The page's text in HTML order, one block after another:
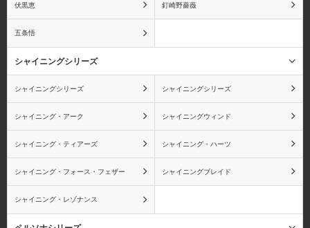
伏黒恵 釘崎野薔薇
五条悟
シャイニングシリーズ
シャイニングシリーズ シャイニングシリーズ
シャイニング・アーク シャイニングウィンド
シャイニング・ティアーズ シャイニング・ハーツ
シャイニング・フォース・フェザー シャイニングブレイド
シャイニング・レゾナンス